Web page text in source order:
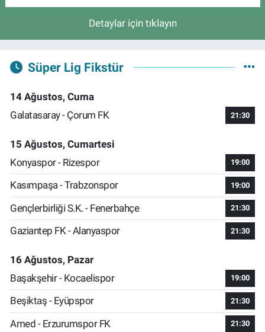
Detaylar için tıklayın
Süper Lig Fikstür
14 Ağustos, Cuma
Galatasaray - Çorum FK
21:30
15 Ağustos, Cumartesi
Konyaspor - Rizespor
19:00
Kasımpaşa - Trabzonspor 19:00
Gençlerbirliği S.K. - Fenerbahçe 21:30
Gaziantep FK - Alanyaspor 21:30
16 Ağustos, Pazar
Başakşehir - Kocaelispor
19:00
Beşiktaş - Eyüpspor 21:30
Amed - Erzurumspor FK 21:30